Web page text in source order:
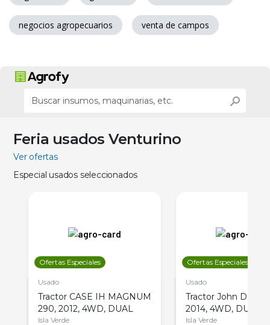
negocios agropecuarios venta de campos
Feria usados Venturino
Ver ofertas
Especial usados seleccionados
Ofertas Especiales
Usado
Tractor CASE IH MAGNUM
290, 2012, 4WD, DUAL
Isla Verde
Ofertas Especiales
Usado
Tractor John Deere
2014, 4WD, DUAL
Isla Verde